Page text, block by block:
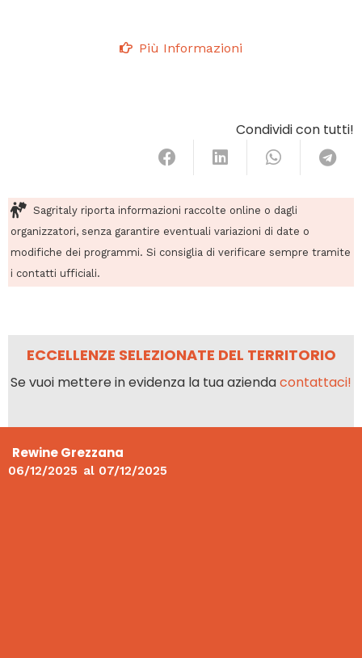
Più Informazioni
Condividi con tutti!
Sagritaly riporta informazioni raccolte online o dagli
organizzatori, senza garantire eventuali variazioni di date o
modifiche dei programmi. Si consiglia di verificare sempre tramite
i contatti ufficiali.
ECCELLENZE SELEZIONATE DEL TERRITORIO
Se vuoi mettere in evidenza la tua aziendacontattaci!
Rewine Grezzana
06/12/2025 al 07/12/2025